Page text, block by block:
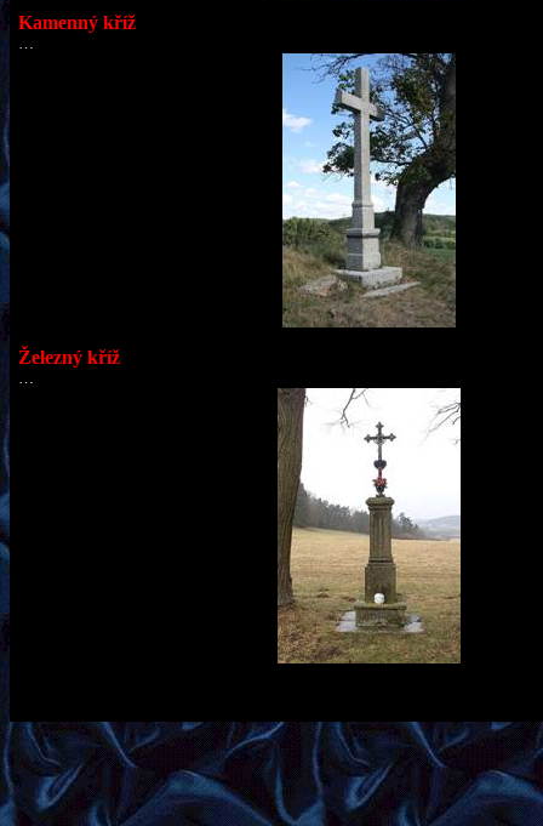
Kamenný kříž
…
Železný kříž
…